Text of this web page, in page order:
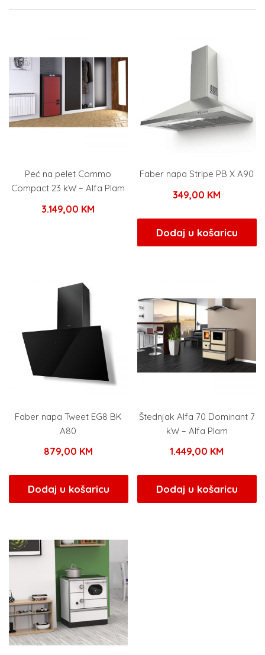
Peć na pelet Commo
Compact 23 kW – Alfa Plam
3.149,00 KM
Faber napa Stripe PB X A90
349,00 KM
Dodaj u košaricu
Faber napa Tweet EG8 BK
A80
879,00 KM
Dodaj u košaricu
Štednjak Alfa 70 Dominant 7
kW – Alfa Plam
1.449,00 KM
Dodaj u košaricu